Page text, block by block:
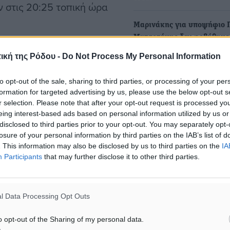
της Ρόδου - Do Not Process My Personal Information
opt-out of the sale, sharing to third parties, or processing of your
for targeted advertising by us, please use the below opt-out
selection. Please note that after your opt-out request is processed
interest-based ads based on personal information utilized by us
to third parties prior to your opt-out. You may separately
of your personal information by third parties on the IAB’s list of
This information may also be disclosed by us to third parties on the
Participants that may further disclose it to other third parties.
Data Processing Opt Outs
opt-out of the Sharing of my personal data.
στις 20:25 τοπική ώρα
32.000 ποδιών, ο
PAN” , ένα επίπεδο
και ανέφερε μια
κατευθύνσεις να
οδηγίες στο πλήρωμα
για επείγουσα
ο πιλότος
7700, το
στην αεροπορία.
έχασαν τα δεδομένα
Μαρινάκης για υποψήφιο
Μητσοτάκης δεν φοβήθηκε
κοινωνία και αυτό το…
Στην επιλογή του νέου
της Δημοκρατίας
κυβερνητικός
Παύλος…
Ποια μηνύματα θα
σήμερα ο Καραμανλής - Η
Καραμανλής θα